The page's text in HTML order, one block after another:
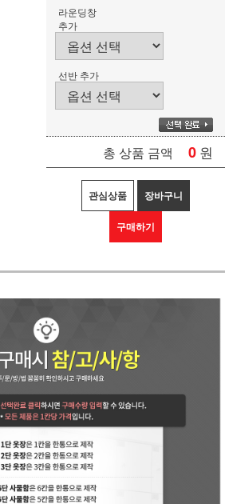
라운딩창
추가
선반 추가
총 상품 금액 0 원
관심상품 장바구니
구매하기